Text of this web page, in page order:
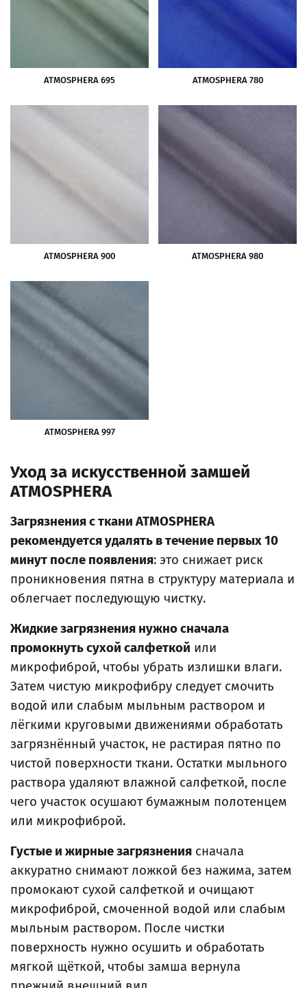
ATMOSPHERA 695 ATMOSPHERA 780
ATMOSPHERA 900 ATMOSPHERA 980
ATMOSPHERA 997
Уход за искусственной замшей
ATMOSPHERA
Загрязнения с ткани ATMOSPHERA
рекомендуется удалять в течение первых 10
минут после появления: это снижает риск
проникновения пятна в структуру материала и
облегчает последующую чистку.
Жидкие загрязнения нужно сначала
промокнуть сухой салфеткой или
микрофиброй, чтобы убрать излишки влаги.
Затем чистую микрофибру следует смочить
водой или слабым мыльным раствором и
лёгкими круговыми движениями обработать
загрязнённый участок, не растирая пятно по
чистой поверхности ткани. Остатки мыльного
раствора удаляют влажной салфеткой, после
чего участок осушают бумажным полотенцем
или микрофиброй.
Густые и жирные загрязнения сначала
аккуратно снимают ложкой без нажима, затем
промокают сухой салфеткой и очищают
микрофиброй, смоченной водой или слабым
мыльным раствором. После чистки
поверхность нужно осушить и обработать
мягкой щёткой, чтобы замша вернула